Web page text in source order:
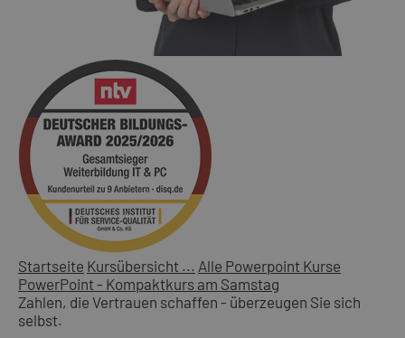
Startseite Kursübersicht ... Alle Powerpoint Kurse
PowerPoint - Kompaktkurs am Samstag
Zahlen, die Vertrauen schaffen - überzeugen Sie sich
selbst.